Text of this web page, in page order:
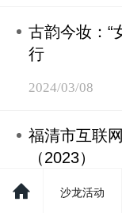
古韵今妆：“
行
2024/03/08
福清市互联
（2023）
2023/05/18
沙龙活动